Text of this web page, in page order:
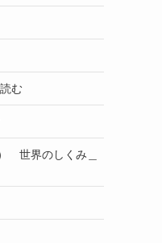
む
世界のしくみ＿